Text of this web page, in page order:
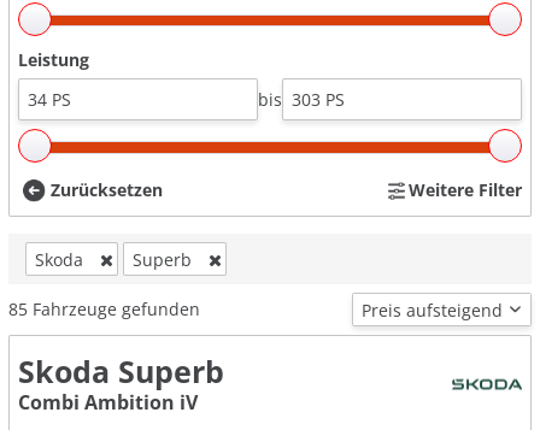
Leistung
bis
Zurücksetzen Weitere Filter
Skoda Superb
85 Fahrzeuge gefunden
Skoda Superb
Combi Ambition iV